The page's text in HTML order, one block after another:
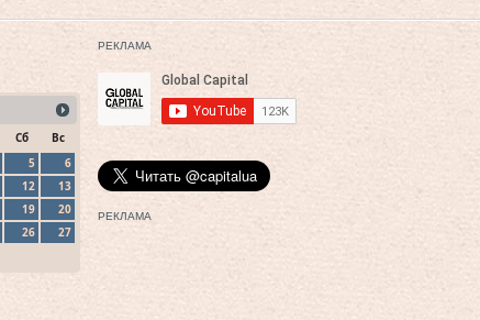
Сб
Вс
5
6
12
13
19
20
26
27
РЕКЛАМА
РЕКЛАМА